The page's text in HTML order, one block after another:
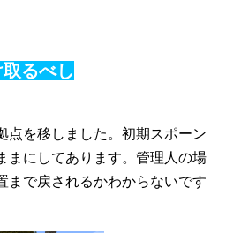
るべし
点を移しました。初期スポーン
まにしてあります。管理人の場
まで戻されるかわからないです